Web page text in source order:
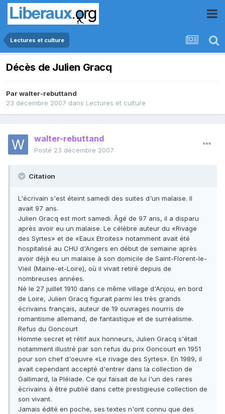
Lectures et culture
Décès de Julien Gracq
Parwalter-rebuttand
23 décembre 2007 dans Lectures et culture
walter-rebuttand
Posté 23 décembre 2007
Citation
L'écrivain s'est éteint samedi des suites d'un malaise. Il
avait 97 ans.
Julien Gracq est mort samedi. Âgé de 97 ans, il a disparu
après avoir eu un malaise. Le célèbre auteur du «Rivage
des Syrtes» et de «Eaux Etroites» notamment avait été
hospitalisé au CHU d'Angers en début de semaine après
avoir déjà eu un malaise à son domicile de Saint-Florent-le-
Vieil (Maine-et-Loire), où il vivait retiré depuis de
nombreuses années.
Né le 27 juillet 1910 dans ce même village d'Anjou, en bord
de Loire, Julien Gracq figurait parmi les très grands
écrivains français, auteur de 19 ouvrages nourris de
romantisme allemand, de fantastique et de surréalisme.
Refus du Goncourt
Homme secret et rétif aux honneurs, Julien Gracq s'était
notamment illustré par son refus du prix Goncourt en 1951
pour son chef d'oeuvre «Le rivage des Syrtes». En 1989, il
avait cependant accepté d'entrer dans la collection de
Gallimard, la Pléiade. Ce qui faisait de lui l'un des rares
écrivains à être publié dans cette prestigieuse collection de
son vivant.
Jamais édité en poche, ses textes n'ont connu que des